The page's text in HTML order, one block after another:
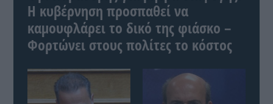
Η κυβέρνηση προσπαθεί να
καμουφλάρει το δικό της φιάσκο –
Φορτώνει στους πολίτες το κόστος